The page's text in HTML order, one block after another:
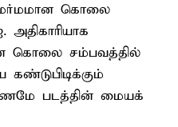
மர்மமான கொலை
அதிகாரியாக
கொலை சம்பவத்தில்
படத்தின் மையக்